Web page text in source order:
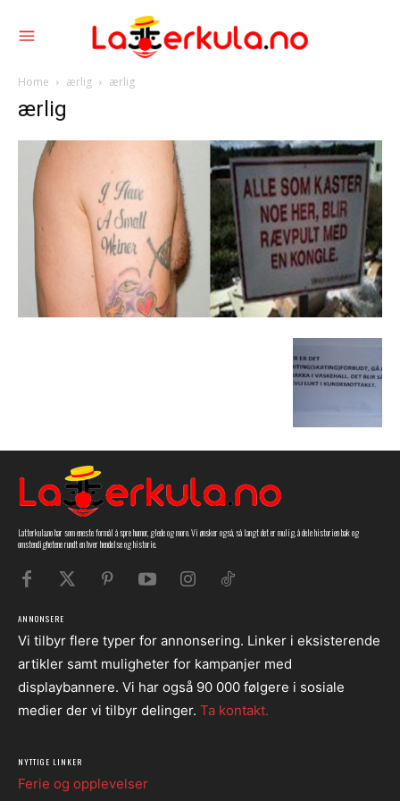
Home ærlig ærlig
ærlig
Latterkula.no har som eneste formål å spre humor, glede og moro. Vi ønsker også, så langt det er mulig, å dele historien bak og
omstendighetene rundt en hver hendelse og historie.
ANNONSERE
Vi tilbyr flere typer for annonsering. Linker i eksisterende
artikler samt muligheter for kampanjer med
displaybannere. Vi har også 90 000 følgere i sosiale
medier der vi tilbyr delinger. Ta kontakt.
NYTTIGE LINKER
Ferie og opplevelser